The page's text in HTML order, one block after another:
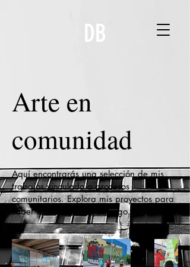
DB
Arte en
comunidad
Aquí encontrarás una selección de mis
trabajos vinculado a procesos
comunitarios. Explora mis proyectos para
saber más sobre lo que hago.